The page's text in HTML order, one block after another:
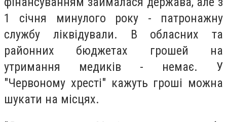
1 січня минулого року - патронажну
службу ліквідували. В обласних та
районних бюджетах грошей на
утримання медиків - немає. У
"Червоному хресті" кажуть гроші можна
шукати на місцях.